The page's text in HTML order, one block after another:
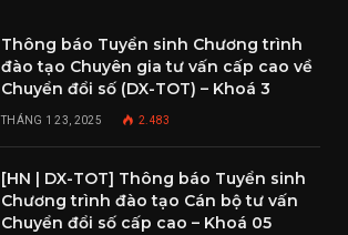
Thông báo Tuyển sinh Chương trình
đào tạo Chuyên gia tư vấn cấp cao về
Chuyển đổi số (DX-TOT) – Khoá 3
THÁNG 1 23, 2025 2.483
[HN | DX-TOT] Thông báo Tuyển sinh
Chương trình đào tạo Cán bộ tư vấn
Chuyển đổi số cấp cao – Khoá 05